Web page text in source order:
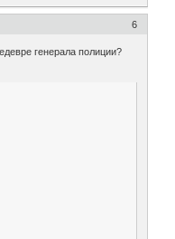
6
генерала полиции?